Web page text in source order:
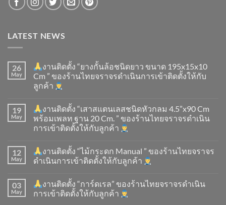
LATEST NEWS
26
May
งานติดตั้ง “ยางกั้นล้อชนิดยาว ขนาด 195x15x10
Cm ” ของร้านไทยจราจรดำเนินการเข้าติดตั้ง​ให้กับ
ลูกค้า
19
May
งานติดตั้ง “เสาสแตนเลสชนิดหัวกลม 4.5”x90 Cm
พร้อมเพลท ฐาน 20 Cm. ” ของร้านไทยจราจรดำเนิน
การเข้าติดตั้ง​ให้กับลูกค้า
12
May
งานติดตั้ง “ไม้กระดก Manual ” ของร้านไทยจราจร
ดำเนินการเข้าติดตั้ง​ให้กับลูกค้า
03
May
งานติดตั้ง “การ์ดเรล” ของร้านไทยจราจรดำเนิน
การเข้าติดตั้ง​ให้กับลูกค้า